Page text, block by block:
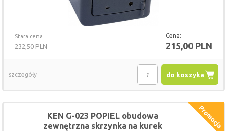
Stara cena
232,50 PLN
Cena:
215,00 PLN
do koszyka
szczegóły
KEN G-023 POPIEL obudowa
zewnętrzna skrzynka na kurek